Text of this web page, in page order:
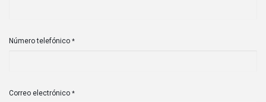
Número telefónico *
Correo electrónico *